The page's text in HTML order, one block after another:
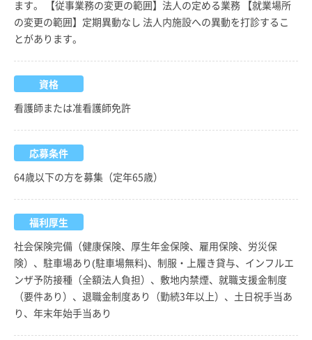
ます。 【従事業務の変更の範囲】法人の定める業務 【就業場所
の変更の範囲】定期異動なし 法人内施設への異動を打診するこ
とがあります。
資格
看護師または准看護師免許
応募条件
64歳以下の方を募集（定年65歳）
福利厚生
社会保険完備（健康保険、厚生年金保険、雇用保険、労災保
険）、駐車場あり(駐車場無料)、制服・上履き貸与、インフルエ
ンザ予防接種（全額法人負担）、敷地内禁煙、就職支援金制度
（要件あり）、退職金制度あり（勤続3年以上）、土日祝手当あ
り、年末年始手当あり